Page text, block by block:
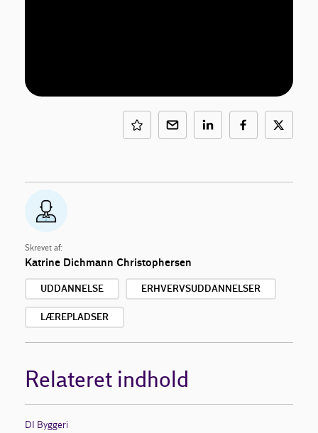
Skrevet af:
Katrine Dichmann Christophersen
UDDANNELSE ERHVERVSUDDANNELSER
LÆREPLADSER
Relateret indhold
DI Byggeri